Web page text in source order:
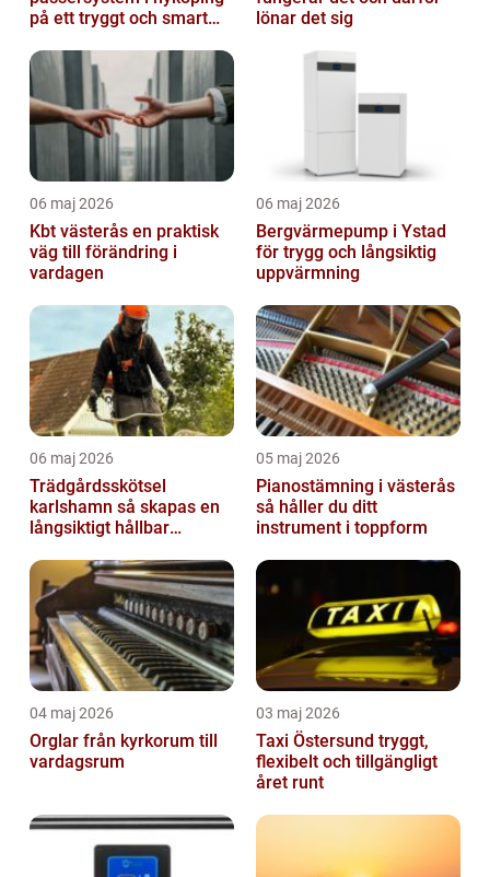
på ett tryggt och smart
lönar det sig
06 maj 2026
Kbt västerås en praktisk
väg till förändring i
vardagen
06 maj 2026
Bergvärmepump i Ystad
för trygg och långsiktig
uppvärmning
06 maj 2026
Trädgårdsskötsel
karlshamn så skapas en
långsiktigt hållbar
05 maj 2026
Pianostämning i västerås
så håller du ditt
instrument i toppform
04 maj 2026
Orglar från kyrkorum till
vardagsrum
03 maj 2026
Taxi Östersund tryggt,
flexibelt och tillgängligt
året runt